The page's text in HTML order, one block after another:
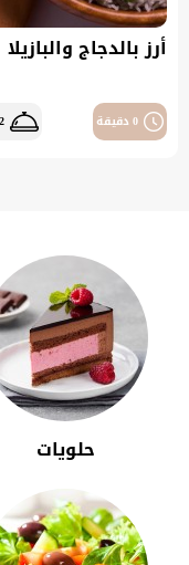
أرز بالدجاج والبازيلا
0 دقيقة 2 أشخاص
حلويات